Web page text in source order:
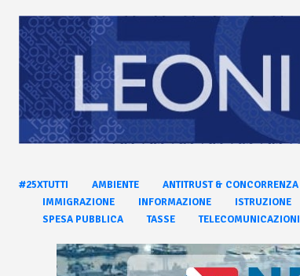
#25XTUTTI AMBIENTE ANTITRUST & CONCORRENZA
IMMIGRAZIONE
INFORMAZIONE ISTRUZIONE
SPESA PUBBLICA
TASSE TELECOMUNICAZIONI